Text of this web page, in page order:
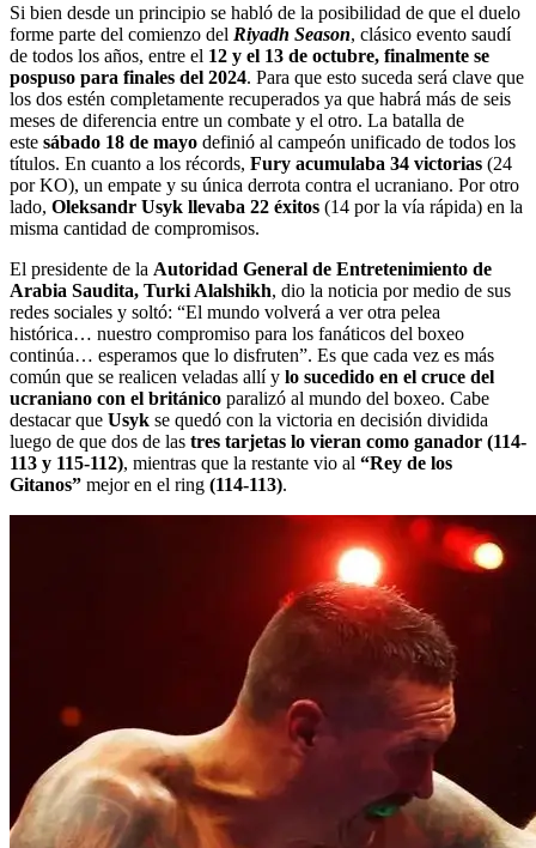
Si bien desde un principio se habló de la posibilidad de que el duelo
forme parte del comienzo del Riyadh Season, clásico evento saudí
de todos los años, entre el 12 y el 13 de octubre, finalmente se
pospuso para finales del 2024. Para que esto suceda será clave que
los dos estén completamente recuperados ya que habrá más de seis
meses de diferencia entre un combate y el otro. La batalla de
este sábado 18 de mayo definió al campeón unificado de todos los
títulos. En cuanto a los récords, Fury acumulaba 34 victorias (24
por KO), un empate y su única derrota contra el ucraniano. Por otro
lado, Oleksandr Usyk llevaba 22 éxitos (14 por la vía rápida) en la
misma cantidad de compromisos.
El presidente de la Autoridad General de Entretenimiento de
Arabia Saudita, Turki Alalshikh, dio la noticia por medio de sus
redes sociales y soltó: “El mundo volverá a ver otra pelea
histórica… nuestro compromiso para los fanáticos del boxeo
continúa… esperamos que lo disfruten”. Es que cada vez es más
común que se realicen veladas allí y lo sucedido en el cruce del
ucraniano con el británico paralizó al mundo del boxeo. Cabe
destacar que Usyk se quedó con la victoria en decisión dividida
luego de que dos de las tres tarjetas lo vieran como ganador (114-
113 y 115-112), mientras que la restante vio al “Rey de los
Gitanos” mejor en el ring (114-113).